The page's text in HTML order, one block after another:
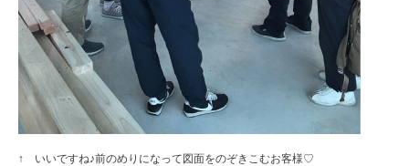
↑ いいですね♪前のめりになって図面をのぞきこむお客様♡